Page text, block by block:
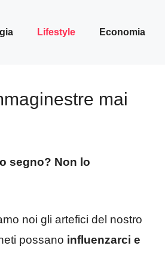
Lifestyle Economia
mai
segno? Non lo
noi gli artefici del nostro
possano influenzarci e